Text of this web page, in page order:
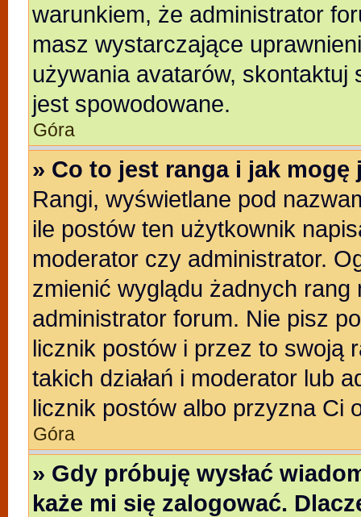
warunkiem, że administrator
masz wystarczające
używania avatarów,
jest spowodowane.
Góra
» Co to jest ranga i jak mogę
Rangi, wyświetlane pod
ile postów ten użytkownik
moderator czy administrator.
zmienić wyglądu żadnych
administrator forum. Nie pisz
licznik postów i przez to swoją
takich działań i moderator lub
licznik postów albo przyzna Ci
Góra
» Gdy próbuję wysłać
każe mi się zalogować.